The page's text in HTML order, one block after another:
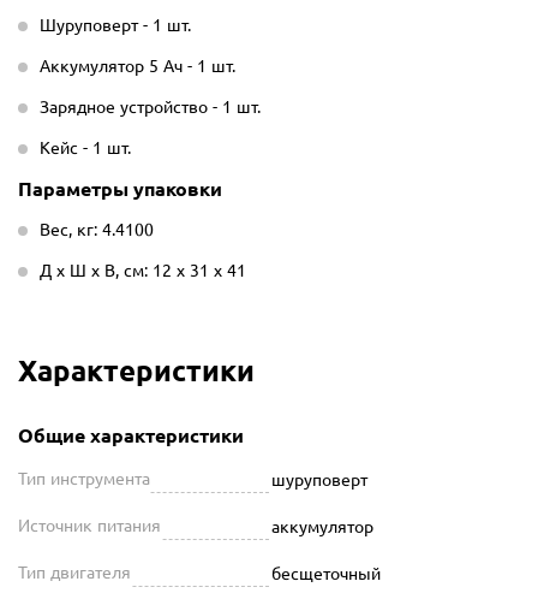
Шуруповерт - 1 шт.
Аккумулятор 5 Ач - 1 шт.
Зарядное устройство - 1 шт.
Кейс - 1 шт.
Параметры упаковки
Вес, кг: 4.4100
Д х Ш х В, см: 12 х 31 х 41
Характеристики
Общие характеристики
Тип инструмента шуруповерт
Источник питания аккумулятор
Тип двигателя бесщеточный